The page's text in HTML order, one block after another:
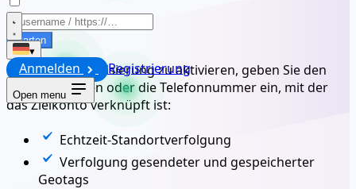
▾
Anmelden Registrierung
Open menu
Starten
Um die Geolokalisierung zu aktivieren, geben Sie den
Benutzernamen oder die Telefonnummer ein, mit der
das Zielkonto verknüpft ist:
Echtzeit-Standortverfolgung
Verfolgung gesendeter und gespeicherter
Geotags